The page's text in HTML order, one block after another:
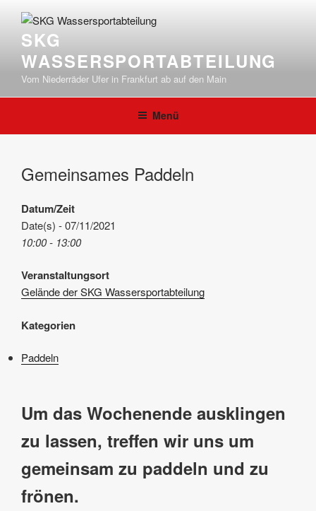
Inhalt
springenSKG
WASSERSPORTABTEILUNG
Vom Niederräder Ufer in Frankfurt ab auf den Main
Menü
Gemeinsames Paddeln
Datum/Zeit
Date(s) - 07/11/2021
10:00 - 13:00
Veranstaltungsort
Gelände der SKG Wassersportabteilung
Kategorien
Paddeln
Um das Wochenende ausklingen
zu lassen, treffen wir uns um
gemeinsam zu paddeln und zu
frönen.